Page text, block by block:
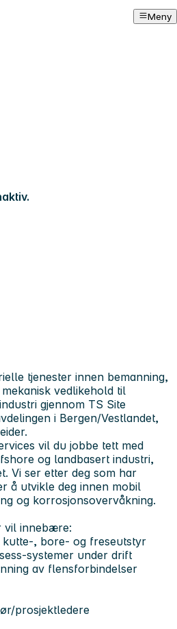
Meny
tjenester innen bemanning,
vedlikehold til
gjennom TS Site
i Bergen/Vestlandet,
vil du jobbe tett med
og landbasert industri,
Vi ser etter deg som har
å utvikle deg innen mobil
og korrosjonsovervåkning.
vil innebære:
, bore- og freseutstyr
systemer under drift
av flensforbindelser
prosjektledere